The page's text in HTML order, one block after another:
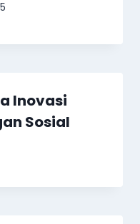
Inovasi
Sosial